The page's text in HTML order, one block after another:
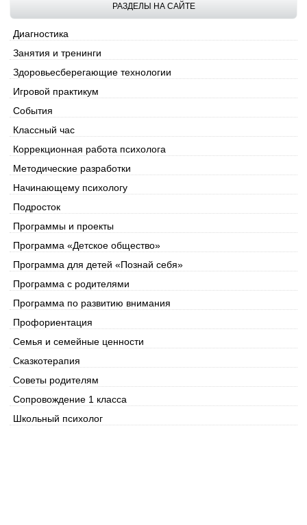
РАЗДЕЛЫ НА САЙТЕ
Диагностика
Занятия и тренинги
Здоровьесберегающие технологии
Игровой практикум
События
Классный час
Коррекционная работа психолога
Методические разработки
Начинающему психологу
Подросток
Программы и проекты
Программа «Детское общество»
Программа для детей «Познай себя»
Программа с родителями
Программа по развитию внимания
Профориентация
Семья и семейные ценности
Сказкотерапия
Советы родителям
Сопровождение 1 класса
Школьный психолог